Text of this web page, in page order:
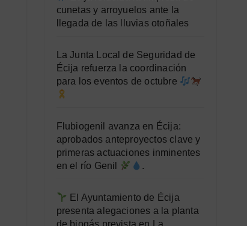
cunetas y arroyuelos ante la
llegada de las lluvias otoñales
La Junta Local de Seguridad de
Écija refuerza la coordinación
para los eventos de octubre
Flubiogenil avanza en Écija:
aprobados anteproyectos clave y
primeras actuaciones inminentes
en el río Genil
.
El Ayuntamiento de Écija
presenta alegaciones a la planta
de biogás prevista en La